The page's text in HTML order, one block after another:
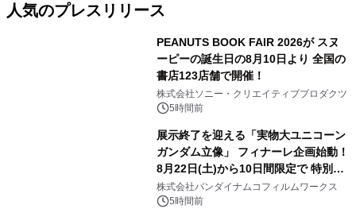
人気のプレスリリース
PEANUTS BOOK FAIR 2026が スヌ
ーピーの誕生日の8月10日より 全国の
書店123店舗で開催！
株式会社ソニー・クリエイティブプロダクツ
5時間前
展示終了を迎える「実物大ユニコーン
ガンダム立像」 フィナーレ企画始動！
8月22日(土)から10日間限定で 特別映
像『UNICORN GUNDAM Statue ―
BEYOND POSSIBILITY ―』を上映！
株式会社バンダイナムコフィルムワークス
5時間前